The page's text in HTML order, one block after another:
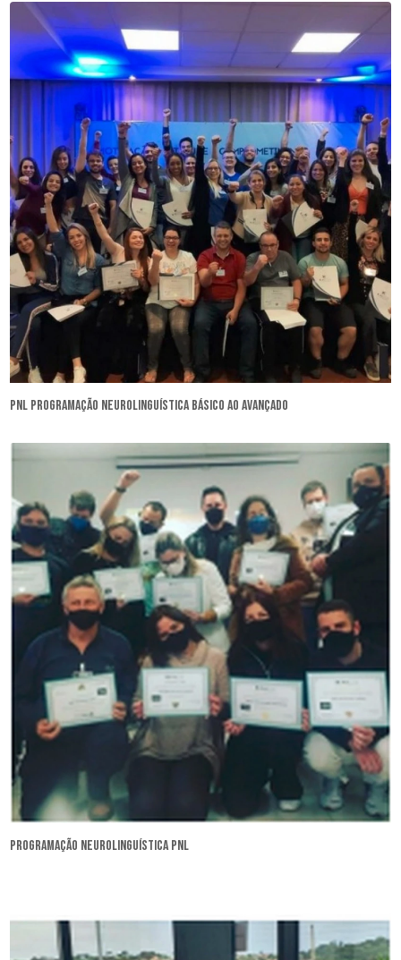
pnl programação neurolinguística básico ao avançado
programação neurolinguística pnl